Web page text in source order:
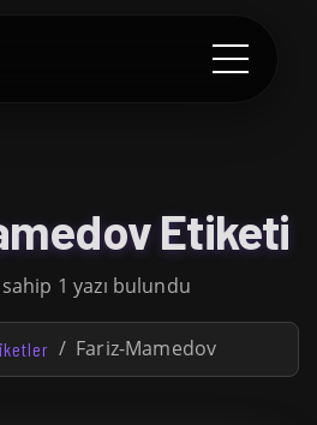
Etiketi
1 yazı bulundu
Fariz-Mamedov